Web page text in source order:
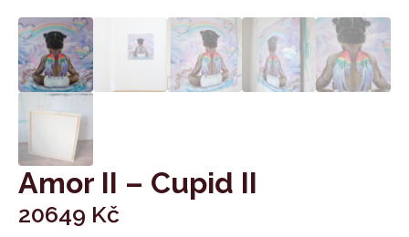
Amor II – Cupid II
20649 Kč